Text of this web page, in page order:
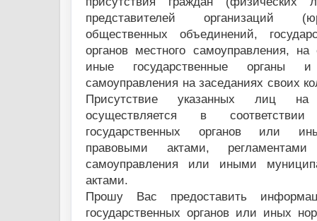
представителей организаций
общественных объединений,
органов местного самоуправления,
иные государственные органы
самоуправления на заседаниях своих
Присутствие указанных лиц на
осуществляется в
государственных органов или
правовыми актами, регламентами
самоуправления или иными
актами.
Прошу Вас предоставить
государственных органов или иных